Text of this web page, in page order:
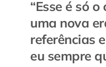
“Esse é só o
uma nova
referências
eu sempre